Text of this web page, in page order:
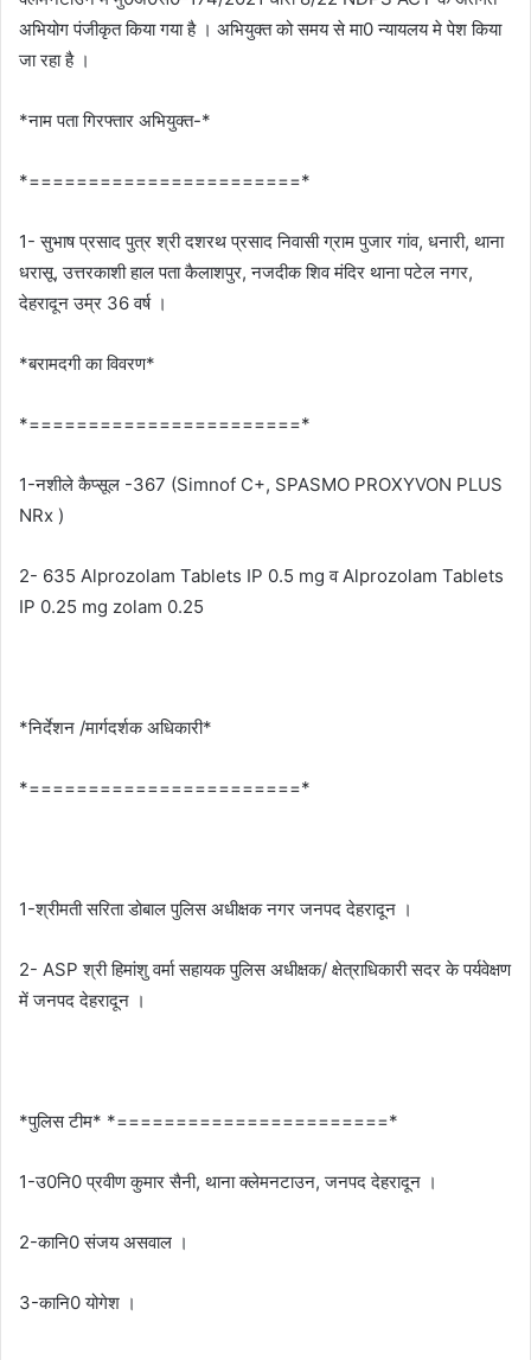
अभियोग पंजीकृत किया गया है । अभियुक्त को समय से मा0 न्यायलय मे पेश किया
जा रहा है ।
*नाम पता गिरफ्तार अभियुक्त-*
*=======================*
1- सुभाष प्रसाद पुत्र श्री दशरथ प्रसाद निवासी ग्राम पुजार गांव, धनारी, थाना
धरासू, उत्तरकाशी हाल पता कैलाशपुर, नजदीक शिव मंदिर थाना पटेल नगर,
देहरादून उम्र 36 वर्ष ।
*बरामदगी का विवरण*
*=======================*
1-नशीले कैप्सूल -367 (Simnof C+, SPASMO PROXYVON PLUS
NRx )
2- 635 Alprozolam Tablets IP 0.5 mg व Alprozolam Tablets
IP 0.25 mg zolam 0.25
*निर्देशन /मार्गदर्शक अधिकारी*
*=======================*
1-श्रीमती सरिता डोबाल पुलिस अधीक्षक नगर जनपद देहरादून ।
2- ASP श्री हिमांशु वर्मा सहायक पुलिस अधीक्षक/ क्षेत्राधिकारी सदर के पर्यवेक्षण
में जनपद देहरादून ।
*पुलिस टीम* *=======================*
1-उ0नि0 प्रवीण कुमार सैनी, थाना क्लेमनटाउन, जनपद देहरादून ।
2-कानि0 संजय असवाल ।
3-कानि0 योगेश ।